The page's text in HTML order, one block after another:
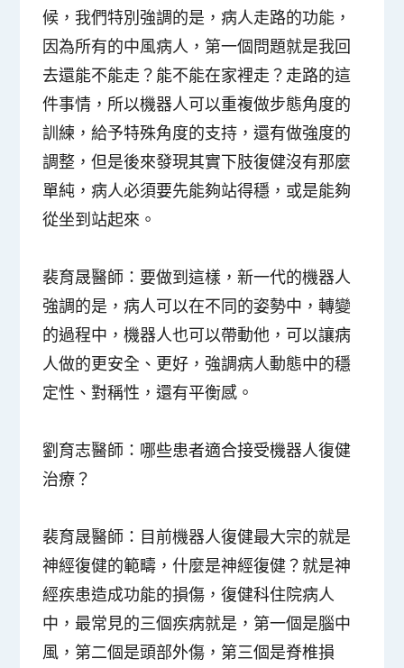
候，我們特別強調的是，病人走路的功能，
因為所有的中風病人，第一個問題就是我回
去還能不能走？能不能在家裡走？走路的這
件事情，所以機器人可以重複做步態角度的
訓練，給予特殊角度的支持，還有做強度的
調整，但是後來發現其實下肢復健沒有那麼
單純，病人必須要先能夠站得穩，或是能夠
從坐到站起來。
裴育晟醫師： 要做到這樣，新一代的機器人
強調的是，病人可以在不同的姿勢中，轉變
的過程中，機器人也可以帶動他，可以讓病
人做的更安全、更好，強調病人動態中的穩
定性、對稱性，還有平衡感。
劉育志醫師： 哪些患者適合接受機器人復健
治療？
裴育晟醫師： 目前機器人復健最大宗的就是
神經復健的範疇，什麼是神經復健？就是神
經疾患造成功能的損傷，復健科住院病人
中，最常見的三個疾病就是，第一個是腦中
風，第二個是頭部外傷，第三個是脊椎損